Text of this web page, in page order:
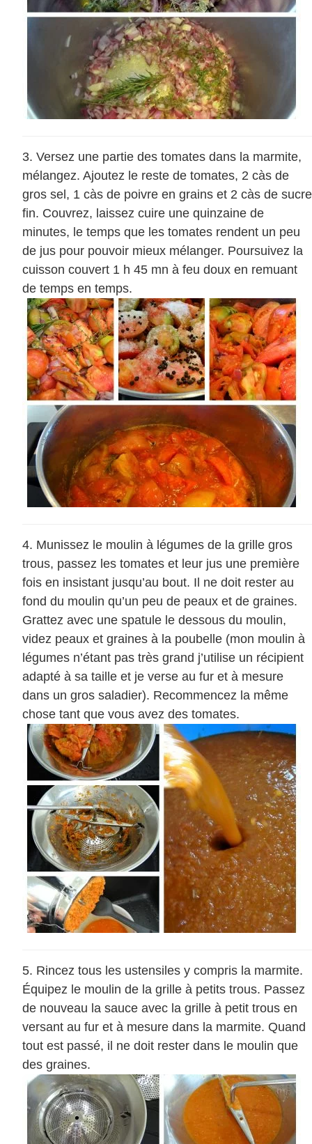
Versez une partie des tomates dans la marmite,
mélangez. Ajoutez le reste de tomates, 2 càs de
gros sel, 1 càs de poivre en grains et 2 càs de sucre
fin. Couvrez, laissez cuire une quinzaine de
minutes, le temps que les tomates rendent un peu
de jus pour pouvoir mieux mélanger. Poursuivez la
cuisson couvert 1 h 45 mn à feu doux en remuant
de temps en temps.
Munissez le moulin à légumes de la grille gros
trous, passez les tomates et leur jus une première
fois en insistant jusqu’au bout. Il ne doit rester au
fond du moulin qu’un peu de peaux et de graines.
Grattez avec une spatule le dessous du moulin,
videz peaux et graines à la poubelle (mon moulin à
légumes n’étant pas très grand j’utilise un récipient
adapté à sa taille et je verse au fur et à mesure
dans un gros saladier). Recommencez la même
chose tant que vous avez des tomates.
Rincez tous les ustensiles y compris la marmite.
Équipez le moulin de la grille à petits trous. Passez
de nouveau la sauce avec la grille à petit trous en
versant au fur et à mesure dans la marmite. Quand
tout est passé, il ne doit rester dans le moulin que
des graines.